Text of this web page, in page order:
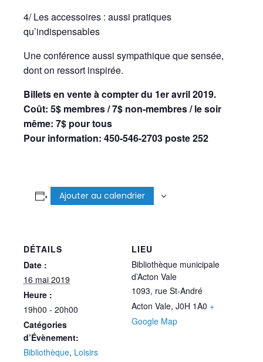
4/ Les accessoires : aussi pratiques
qu’indispensables
Une conférence aussi sympathique que sensée,
dont on ressort inspirée.
Billets en vente à compter du 1er avril 2019.
Coût: 5$ membres / 7$ non-membres / le soir
même: 7$ pour tous
Pour information: 450-546-2703 poste 252
Ajouter au calendrier
DÉTAILS
Date :
16 mai 2019
Heure :
19h00 - 20h00
Catégories
d’Évènement:
Bibliothèque, Loisirs
LIEU
Bibliothèque municipale
d’Acton Vale
1093, rue St-André
Acton Vale, J0H 1A0 +
Google Map